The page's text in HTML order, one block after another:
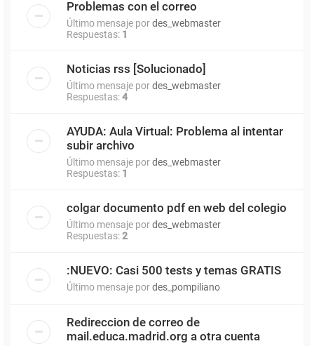
Problemas con el correo
Último mensaje pordes_webmaster
Respuestas: 1
Noticias rss [Solucionado]
Último mensaje pordes_webmaster
Respuestas:4
AYUDA: Aula Virtual: Problema al intentar
subir archivo
Último mensaje pordes_webmaster
Respuestas: 1
colgar documento pdf en web del colegio
Último mensaje pordes_webmaster
Respuestas:2
:NUEVO: Casi 500 tests y temas GRATIS
Último mensaje pordes_pompiliano
Redireccion de correo de
mail.educa.madrid.org a otra cuenta